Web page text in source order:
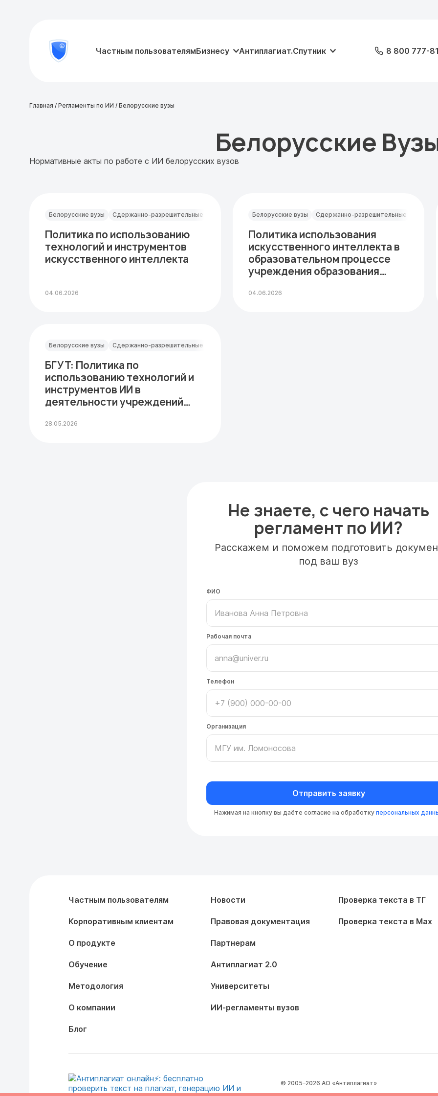
Проверить
Частным пользователямБизнесу Антиплагиат.Спутник
8
8 800 777-
Главная / Регламенты по ИИ / Белорусские вузы
Белорусские
Нормативные акты по работе с ИИ белорусских вузов
Белорусские вузы Сдержанно-разрешительные
Политика по использованию
технологий и инструментов
искусственного интеллекта
04.06.2026
Белорусские вузы Сдержанно-разрешительные
Политика использования
искусственного интеллекта в
образовательном процессе
учреждения образования
04.06.2026
Белорусские вузы Сдержанно-разрешительные
БГУТ: Политика по
использованию технологий и
инструментов ИИ в
деятельности учреждений
28.05.2026
Не знаете, с чего начать
регламент по ИИ?
Расскажем и поможем подготовить
под ваш вуз
ФИО
Рабочая почта
Телефон
Организация
Отправить заявку
Нажимая на кнопку вы даёте согласие на обработку персональных
Частным пользователям
Корпоративным клиентам
О продукте
Обучение
Методология
О компании
Блог
Новости
Правовая документация
Партнерам
Антиплагиат 2.0
Университеты
ИИ-регламенты вузов
Проверка текста в ТГ
Проверка текста в Max
© 2005–2026 АО «Антиплагиат»